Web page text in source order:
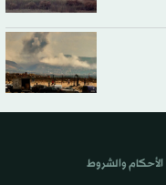
الأحكام والشروط